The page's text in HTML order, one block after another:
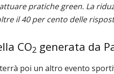
pratiche green. La
il 40 per cento delle
CO2 generata da
terrà poi un altro evento